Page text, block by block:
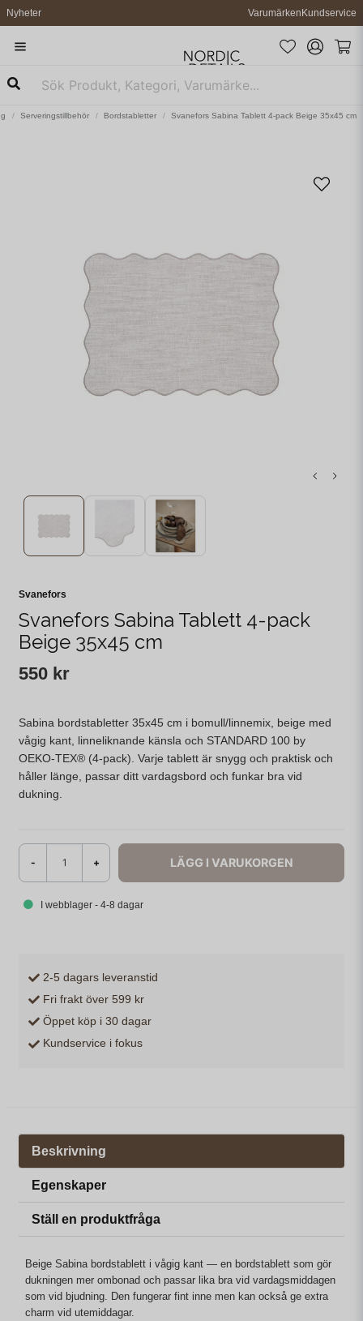
Nyheter VarumärkenKundservice
Serveringstillbehör Bordstabletter Svanefors Sabina Tablett 4-pack Beige 35x45 cm
Svanefors
Svanefors Sabina Tablett 4-pack
Beige 35x45 cm
550 kr
Sabina bordstabletter 35x45 cm i bomull/linnemix, beige med
vågig kant, linneliknande känsla och STANDARD 100 by
OEKO-TEX® (4-pack). Varje tablett är snygg och praktisk och
håller länge, passar ditt vardagsbord och funkar bra vid
dukning.
- + LÄGG I VARUKORGEN
I webblager - 4-8 dagar
2-5 dagars leveranstid
Fri frakt över 599 kr
Öppet köp i 30 dagar
Kundservice i fokus
Beskrivning
Egenskaper
Ställ en produktfråga
Beige Sabina bordstablett i vågig kant — en bordstablett som gör
dukningen mer ombonad och passar lika bra vid vardagsmiddagen
som vid bjudning. Den fungerar fint inne men kan också ge extra
charm vid utemiddagar.